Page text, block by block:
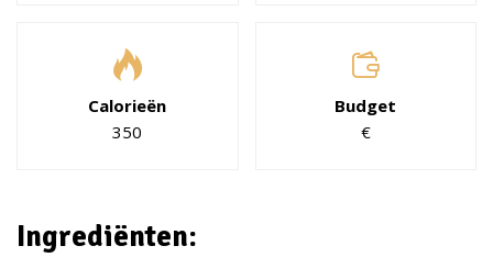
Calorieën
350
Budget
€
Ingrediënten: